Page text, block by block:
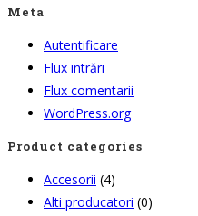
Meta
Autentificare
Flux intrări
Flux comentarii
WordPress.org
Product categories
Accesorii (4)
Alti producatori (0)